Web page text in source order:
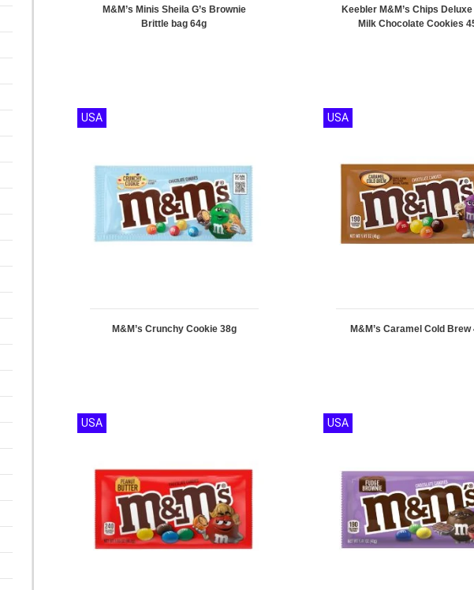
M&M’s Minis Sheila G’s Brownie
Brittle bag 64g
Keebler M&M’s Chips
Milk Chocolate Cookies
M&M’s Crunchy Cookie 38g
USA
M&M’s Caramel Cold Brew
USA
USA USA